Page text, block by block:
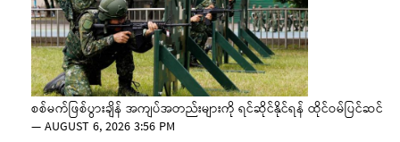
စစ်မက်ဖြစ်ပွားချိန် အကျပ်အတည်းများကို ရင်ဆိုင်နိုင်ရန် ထိုင်ဝမ်ပြင်ဆင်
—AUGUST 6, 2026 3:56 PM